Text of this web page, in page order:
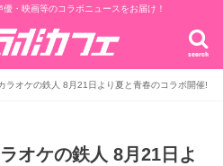
・映画等のコラボニュースをお届け！
search
ラオケの鉄人 8月21日より夏と青春のコラボ開催!
オケの鉄人 8月21日よ